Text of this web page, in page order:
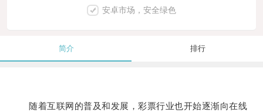
安卓市场，安全绿色
简介 排行
随着互联网的普及和发展，彩票行业也开始逐渐向在线